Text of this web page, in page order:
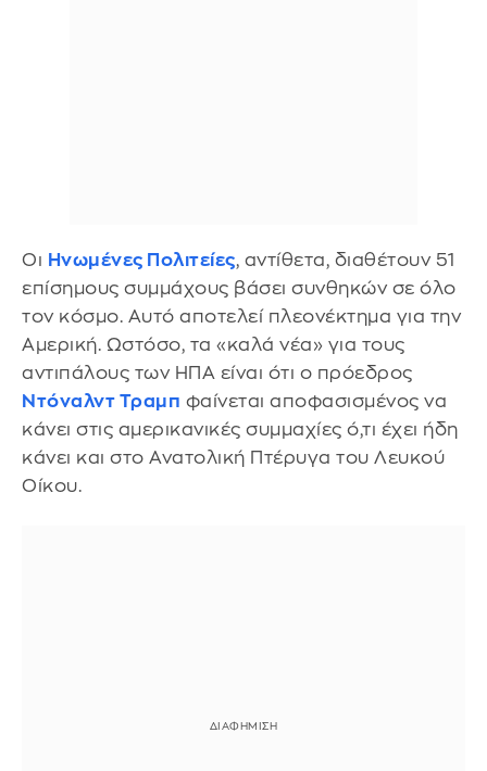
Οι Ηνωμένες Πολιτείες, αντίθετα, διαθέτουν 51
επίσημους συμμάχους βάσει συνθηκών σε όλο
τον κόσμο. Αυτό αποτελεί πλεονέκτημα για την
Αμερική. Ωστόσο, τα «καλά νέα» για τους
αντιπάλους των ΗΠΑ είναι ότι ο πρόεδρος
Ντόναλντ Τραμπ φαίνεται αποφασισμένος να
κάνει στις αμερικανικές συμμαχίες ό,τι έχει ήδη
κάνει και στο Ανατολική Πτέρυγα του Λευκού
Οίκου.